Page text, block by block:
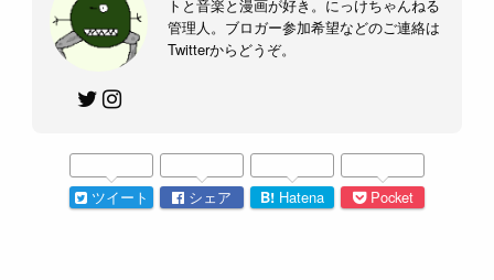
トと音楽と漫画が好き。にっけちゃんねる
管理人。ブロガー参加希望などのご連絡は
Twitterからどうぞ。
ツイート シェア B! Hatena Pocket